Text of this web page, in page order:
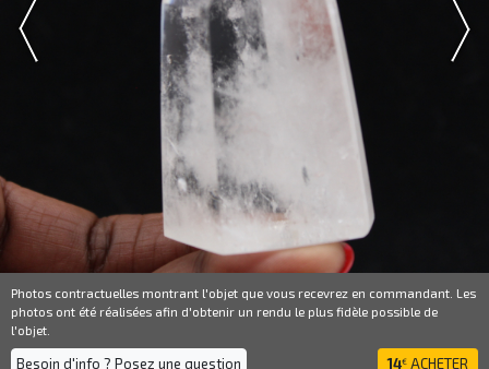
Photos contractuelles montrant l'objet que vous recevrez en commandant. Les
photos ont été réalisées afin d'obtenir un rendu le plus fidèle possible de
l'objet.
Besoin d'info ? Posez une question 14€ ACHETER